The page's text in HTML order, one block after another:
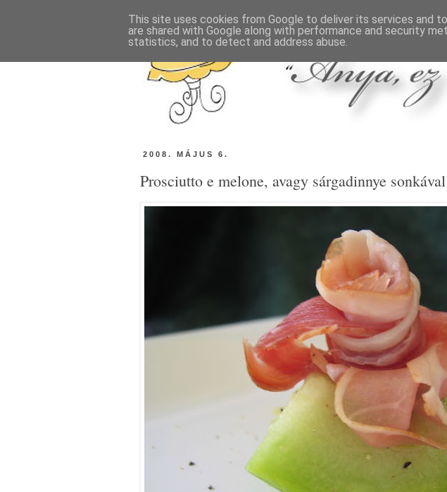
2008. MÁJUS 6.
Prosciutto e melone, avagy sárgadinnye sonkával
This site uses cookies from Google to deliver its services and
are shared with Google along with performance and security
statistics, and to detect and address abuse.